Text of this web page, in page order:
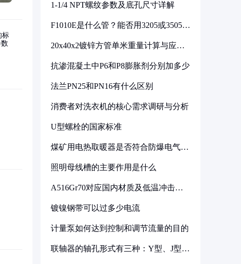
1-1/4 NPT螺纹参数及底孔尺寸详解
F1010E是什么管？能否用3205或3505代
20x40x2镀锌方管单米重量计算与应用
抗渗混凝土中P6和P8膨胀剂分别加多少
法兰PN25和PN16有什么区别
消费者对洗衣机的核心需求调研与分析
U型螺栓的国家标准
煤矿用电热取暖器是否符合防爆电气设
照明母线槽的主要作用是什么
A516Gr70对应国内材质及低温冲击要
镀镍钢带可以过多少电流
计量泵如何达到控制和调节流量的目的
联轴器的轴孔形式有三种：Y型、J型、